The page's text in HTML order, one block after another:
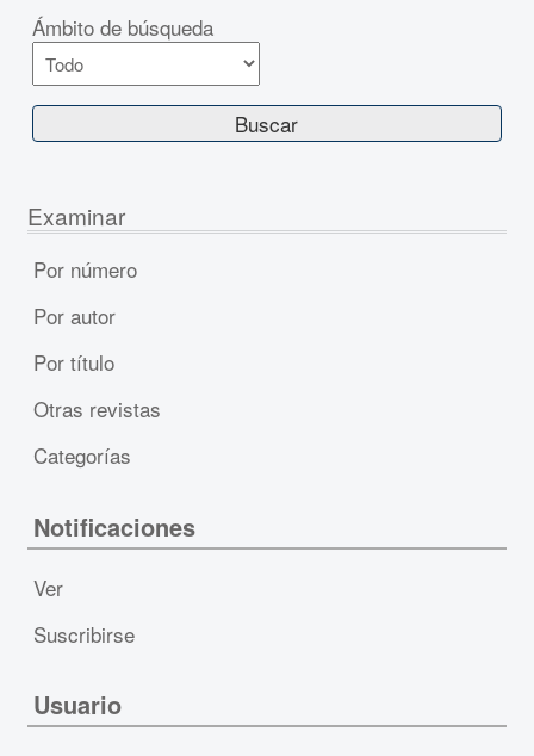
Ámbito de búsqueda
Examinar
Por número
Por autor
Por título
Otras revistas
Categorías
Notificaciones
Ver
Suscribirse
Usuario